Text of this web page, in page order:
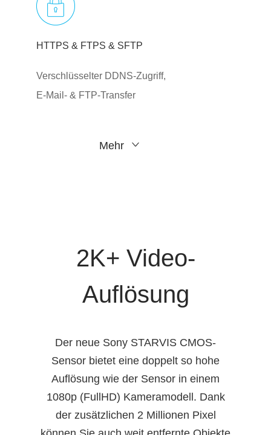
HTTPS & FTPS & SFTP
Verschlüsselter DDNS-Zugriff,
E-Mail- & FTP-Transfer
Mehr
2K+ Video-
Auflösung
Der neue Sony STARVIS CMOS-
Sensor bietet eine doppelt so hohe
Auflösung wie der Sensor in einem
1080p (FullHD) Kameramodell. Dank
der zusätzlichen 2 Millionen Pixel